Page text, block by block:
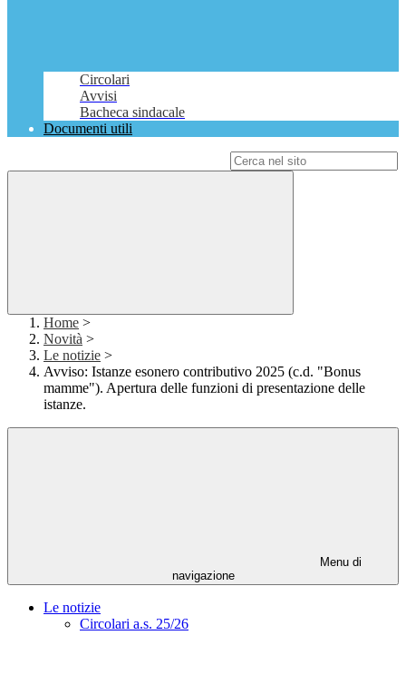
Circolari
Avvisi
Bacheca sindacale
Documenti utili
Home >
Novità >
Le notizie >
Avviso: Istanze esonero contributivo 2025 (c.d. "Bonus
mamme"). Apertura delle funzioni di presentazione delle
istanze.
Menu di
navigazione
Le notizie
Circolari a.s. 25/26